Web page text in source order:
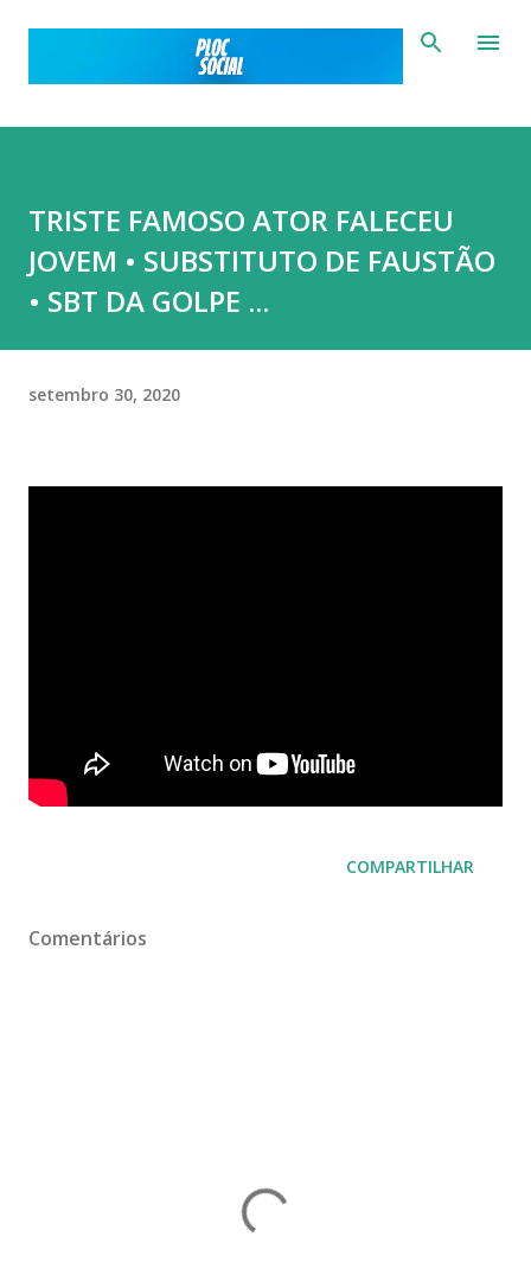
Pular para o conteúdo principal
TRISTE FAMOSO ATOR FALECEU
JOVEM • SUBSTITUTO DE FAUSTÃO
• SBT DA GOLPE ...
setembro 30, 2020
COMPARTILHAR
Comentários